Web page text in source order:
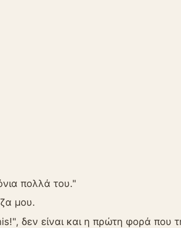
πολλά του."
μου.
δεν είναι και η πρώτη φορά που